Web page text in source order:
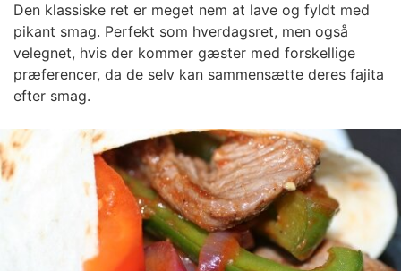
Den klassiske ret er meget nem at lave og fyldt med
pikant smag. Perfekt som hverdagsret, men også
velegnet, hvis der kommer gæster med forskellige
præferencer, da de selv kan sammensætte deres fajita
efter smag.